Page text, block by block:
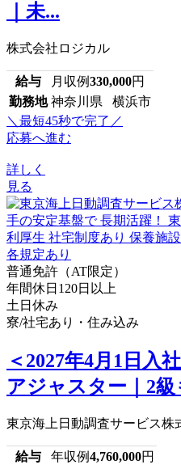
｜未...
株式会社ロジカル
給与 月収例330,000円
勤務地 神奈川県 横浜市
＼最短45秒で完了／
応募へ進む
詳しく
見る
普通免許（AT限定）
年間休日120日以上
土日休み
寮/社宅あり・住み込み
＜2027年4月1日入
アジャスター｜2
東京海上日動調査サービス株
給与 年収例4,760,000円